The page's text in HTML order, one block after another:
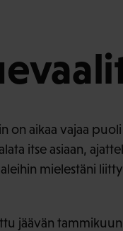
on aikaa vajaa
itse asiaan,
mielestäni
jäävän tammikuun